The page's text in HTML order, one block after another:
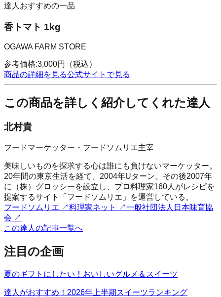
達人おすすめの一品
香トマト 1kg
OGAWA FARM STORE
参考価格:3,000円
（税込）
商品の詳細を見る公式サイトで見る
この商品を詳しく紹介してくれた達人
北村貴
フードマーケッター・フードソムリエ主宰
美味しいものを探求する心は誰にも負けないマーケッター。
20年間の東京生活を経て、2004年Uターン。その後2007年
に（株）グロッシーを設立し、プロ料理家160人がレシピを
提案するサイト「フードソムリエ」を運営している。
フードソムリエ ↗料理家ネット ↗一般社団法人日本味育協
会 ↗
この達人の記事一覧へ
注目の企画
夏のギフトにしたい！おいしいグルメ＆スイーツ
達人がおすすめ！2026年上半期スイーツランキング